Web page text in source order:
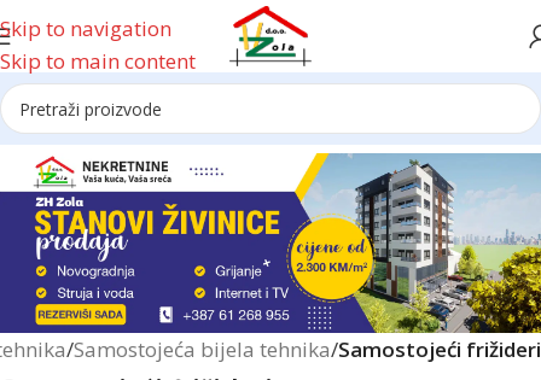
Skip to navigation
Skip to main content
Reklama
/Samostojeća bijela tehnika/Samostojeći frižideri